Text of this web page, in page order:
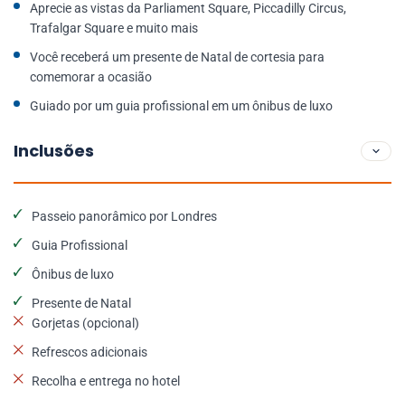
Aprecie as vistas da Parliament Square, Piccadilly Circus,
Trafalgar Square e muito mais
Você receberá um presente de Natal de cortesia para
comemorar a ocasião
Guiado por um guia profissional em um ônibus de luxo
Inclusões
Passeio panorâmico por Londres
Guia Profissional
Ônibus de luxo
Presente de Natal
Gorjetas (opcional)
Refrescos adicionais
Recolha e entrega no hotel